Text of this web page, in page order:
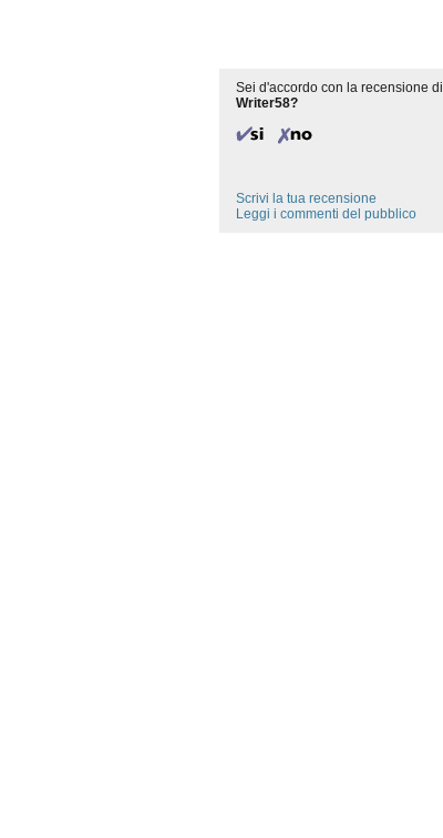
Sei d'accordo con la recensione di
Writer58?
Scrivi la tua recensione
Leggi i commenti del pubblico